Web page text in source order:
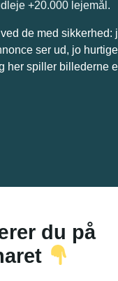
+20.000 lejemål.
de med sikkerhed:
ser ud, jo
her spiller billederne
du på